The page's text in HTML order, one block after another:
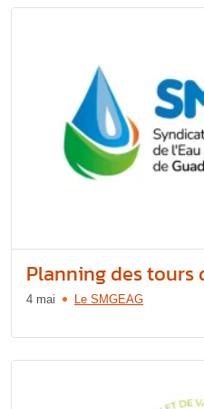
Planning des tours
4 mai Le SMGEAG